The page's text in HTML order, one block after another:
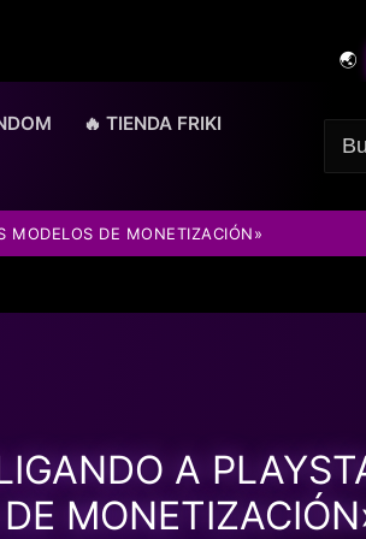
🌏
🔥 TIENDA FRIKI
MODELOS DE MONETIZACIÓN»
A